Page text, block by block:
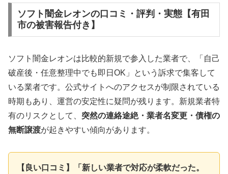
ソフト闇金レオンの口コミ・評判・実態【有田
市の被害報告付き】
ソフト闇金レオンは比較的新規で参入した業者で、「自己
破産後・任意整理中でも即日OK」という訴求で集客して
いる業者です。公式サイトへのアクセスが制限されている
時期もあり、運営の安定性に疑問が残ります。新規業者特
有のリスクとして、 突然の連絡途絶・業者名変更・債権の
無断譲渡が起きやすい傾向があります。
【良い口コミ】「新しい業者で対応が柔軟だった。